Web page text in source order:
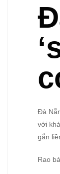
Đà
với
gắn
Rao